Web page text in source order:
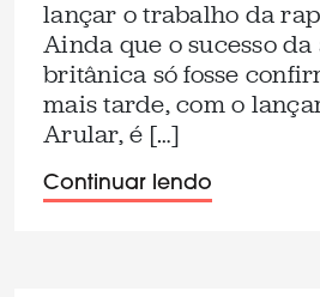
lançar o trabalho da
Ainda que o sucesso
britânica só fosse
mais tarde, com o
Arular, é […]
Continuar lendo